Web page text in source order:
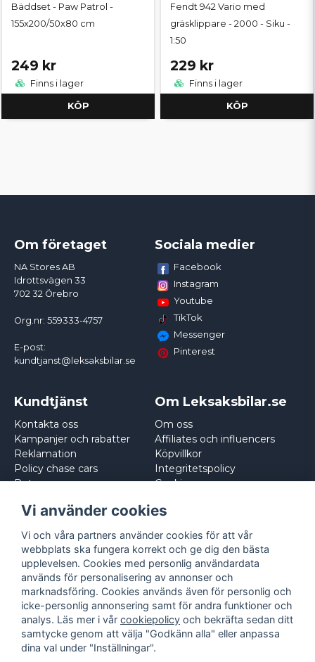
Bäddset - Paw Patrol -
155x200/50x80 cm
249 kr
Finns i lager
KÖP
Fendt 942 Vario med
gräsklippare - 2000 - Siku -
1:50
229 kr
Finns i lager
KÖP
Om företaget
NA Stores AB
Idrottsvägen 33
702 32 Örebro
Org.nr: 559333-4757
E-post:
kundtjanst@leksaksbilar.se
Sociala medier
Facebook
Instagram
Youtube
TikTok
Messenger
Pinterest
Kundtjänst
Kontakta oss
Kampanjer och rabatter
Reklamation
Policy chase cars
Returnera
Om Leksaksbilar.se
Om oss
Affiliates och influencers
Köpvillkor
Integritetspolicy
Cookies
Vi använder cookies
Vi och våra partners använder cookies för att vår
webbplats ska fungera korrekt och ge dig den bästa
upplevelsen. Cookies med personlig användardata
används för personalisering av annonser och
marknadsföring. Cookies används även för personlig och
icke-personlig annonsering samt för andra funktioner och
analys. Läs mer i vår cookiepolicy och bekräfta sedan ditt
samtycke genom att välja "Godkänn alla" eller anpassa
dina val under "Inställningar".